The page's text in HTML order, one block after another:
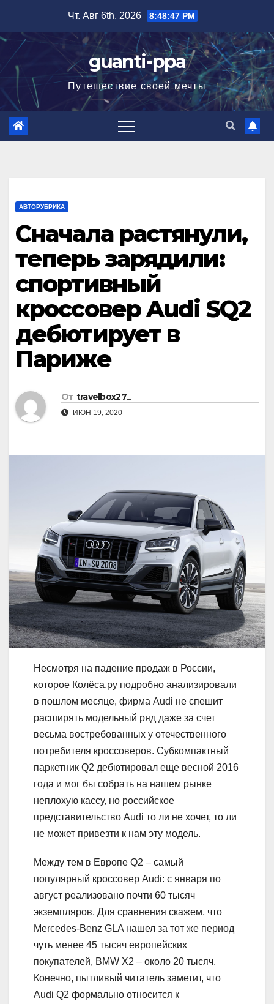
содержимому
Чт. Авг 6th, 2026 8:48:48 PM
guanti-ppa
Путешествие своей мечты
АВТОРУБРИКА
Сначала растянули,
теперь зарядили:
спортивный
кроссовер Audi SQ2
дебютирует в
Париже
От travelbox27_
ИЮН 19, 2020
Несмотря на падение продаж в России,
которое Колёса.ру подробно анализировали
в пошлом месяце, фирма Audi не спешит
расширять модельный ряд даже за счет
весьма востребованных у отечественного
потребителя кроссоверов. Субкомпактный
паркетник Q2 дебютировал еще весной 2016
года и мог бы собрать на нашем рынке
неплохую кассу, но российское
представительство Audi то ли не хочет, то ли
не может привезти к нам эту модель.
Между тем в Европе Q2 – самый
популярный кроссовер Audi: с января по
август реализовано почти 60 тысяч
экземпляров. Для сравнения скажем, что
Mercedes-Benz GLA нашел за тот же период
чуть менее 45 тысяч европейских
покупателей, BMW X2 – около 20 тысяч.
Конечно, пытливый читатель заметит, что
Audi Q2 формально относится к